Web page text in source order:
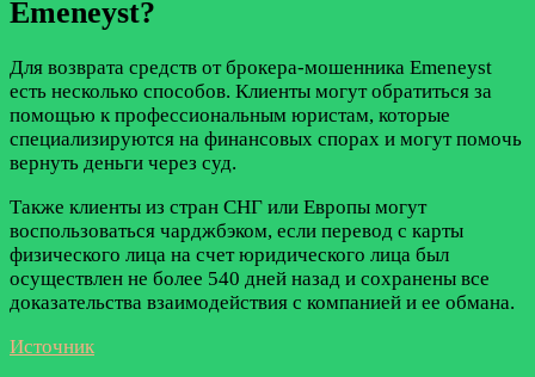
Emeneyst?
Для возврата средств от брокера-мошенника Emeneyst
есть несколько способов. Клиенты могут обратиться за
помощью к профессиональным юристам, которые
специализируются на финансовых спорах и могут помочь
вернуть деньги через суд.
Также клиенты из стран СНГ или Европы могут
воспользоваться чарджбэком, если перевод с карты
физического лица на счет юридического лица был
осуществлен не более 540 дней назад и сохранены все
доказательства взаимодействия с компанией и ее обмана.
Источник